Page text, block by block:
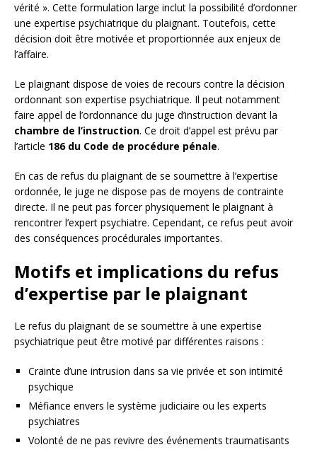
vérité ». Cette formulation large inclut la possibilité d’ordonner
une expertise psychiatrique du plaignant. Toutefois, cette
décision doit être motivée et proportionnée aux enjeux de
l’affaire.
Le plaignant dispose de voies de recours contre la décision
ordonnant son expertise psychiatrique. Il peut notamment
faire appel de l’ordonnance du juge d’instruction devant la
chambre de l’instruction. Ce droit d’appel est prévu par
l’article 186 du Code de procédure pénale.
En cas de refus du plaignant de se soumettre à l’expertise
ordonnée, le juge ne dispose pas de moyens de contrainte
directe. Il ne peut pas forcer physiquement le plaignant à
rencontrer l’expert psychiatre. Cependant, ce refus peut avoir
des conséquences procédurales importantes.
Motifs et implications du refus
d’expertise par le plaignant
Le refus du plaignant de se soumettre à une expertise
psychiatrique peut être motivé par différentes raisons :
Crainte d’une intrusion dans sa vie privée et son intimité
psychique
Méfiance envers le système judiciaire ou les experts
psychiatres
Volonté de ne pas revivre des événements traumatisants